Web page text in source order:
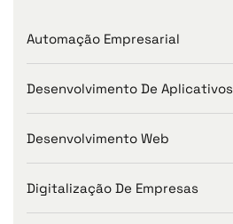
Automação Empresarial
Desenvolvimento De Aplicativos
Desenvolvimento Web
Digitalização De Empresas